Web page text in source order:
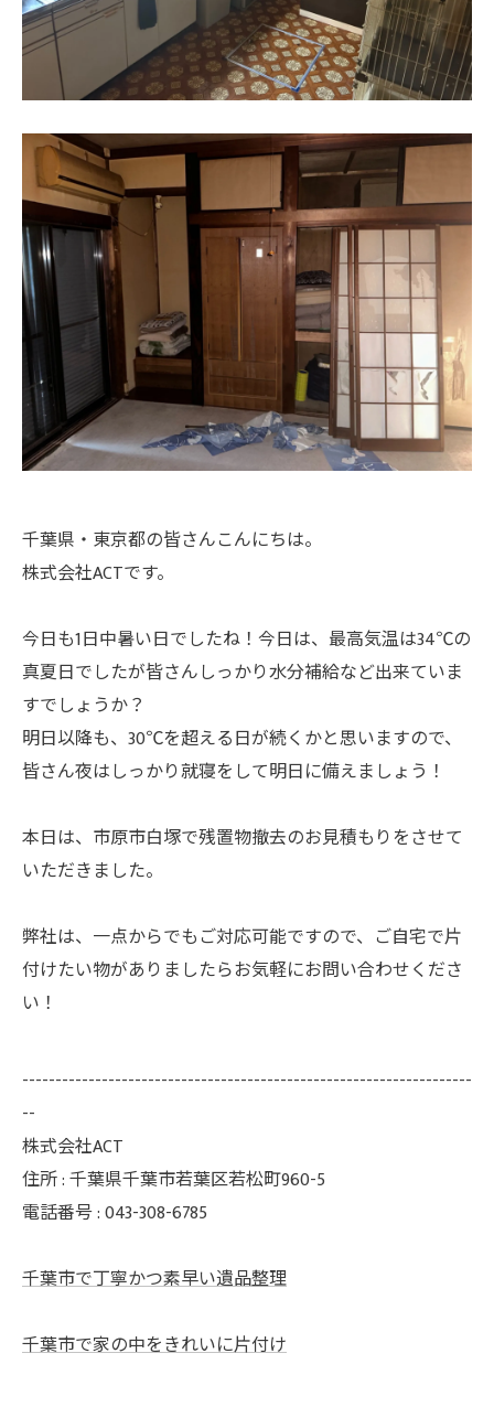
千葉県・東京都の皆さんこんにちは。
株式会社ACTです。
今日も1日中暑い日でしたね！今日は、最高気温は34℃の
真夏日でしたが皆さんしっかり水分補給など出来ていま
すでしょうか？
明日以降も、30℃を超える日が続くかと思いますので、
皆さん夜はしっかり就寝をして明日に備えましょう！
本日は、市原市白塚で残置物撤去のお見積もりをさせて
いただきました。
弊社は、一点からでもご対応可能ですので、ご自宅で片
付けたい物がありましたらお気軽にお問い合わせくださ
い！
--------------------------------------------------------------------
--
株式会社ACT
住所 : 千葉県千葉市若葉区若松町960-5
電話番号 : 043-308-6785
千葉市で丁寧かつ素早い遺品整理
千葉市で家の中をきれいに片付け